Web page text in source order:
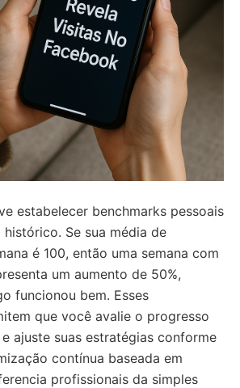
estabelecer benchmarks pessoais
histórico. Se sua média de
é 100, então uma semana com
um aumento de 50%,
funcionou bem. Esses
que você avalie o progresso
ajuste suas estratégias conforme
contínua baseada em
profissionais da simples